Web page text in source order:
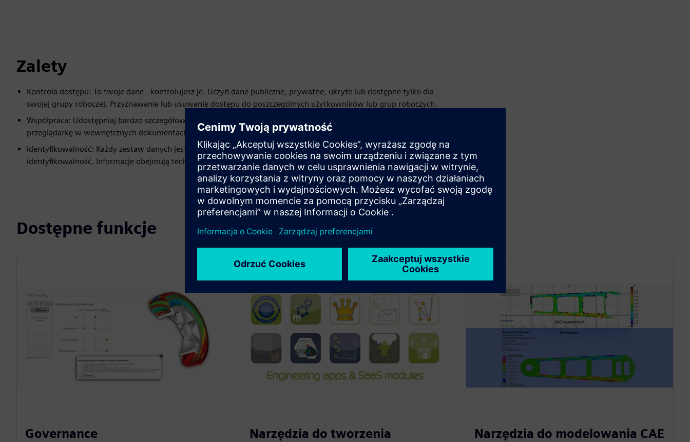
Zalety
Kontrola dostępu: To twoje dane - kontrolujesz je. Uczyń dane publiczne, prywatne, ukryte lub dostępne tylko dla
swojej grupy roboczej. Przyznawanie lub usuwanie dostępu do poszczególnych użytkowników lub grup roboczych.
Współpraca: Udostępniaj bardzo szczegółowe dane współpracownikom za pomocą łącza e-mail lub osadzaj
przeglądarkę w wewnętrznych dokumentach i mediach internetowych.
Identyfikowalność: Każdy zestaw danych jest obsługiwany przez certyfikat danych, który zapewnia pełną
identyfikowalność. Informacje obejmują techniki i parametry testowe, szczegóły próbki i próbki, datę i akredytację.
Dostępne funkcje
Governance
Narzędzia do tworzenia
Narzędzia do modelowania CAE